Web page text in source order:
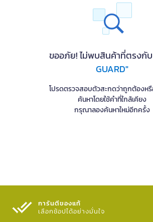
ขออภัย! ไม่พบสินค้าที่ตรงกั
GUARD"
โปรดตรวจสอบตัวสะกดว่าถูกต้องหรื
ค้นหาโดยใช้คำที่ใกล้เคียง
กรุณาลองค้นหาใหม่อีกครั้ง
การันตีของแท้
เลือกช้อปได้อย่างมั่นใจ​